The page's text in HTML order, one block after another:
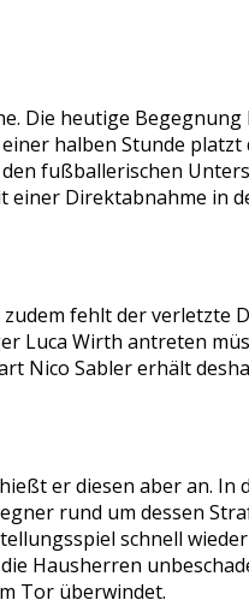
Die heutige
halben Stunde
fußballerischen
einer Direktabnahme in
fehlt der verletzte
Luca Wirth antreten
Nico Sabler erhält
er diesen aber an. In
rund um dessen
schnell
Hausherren
Tor überwindet.